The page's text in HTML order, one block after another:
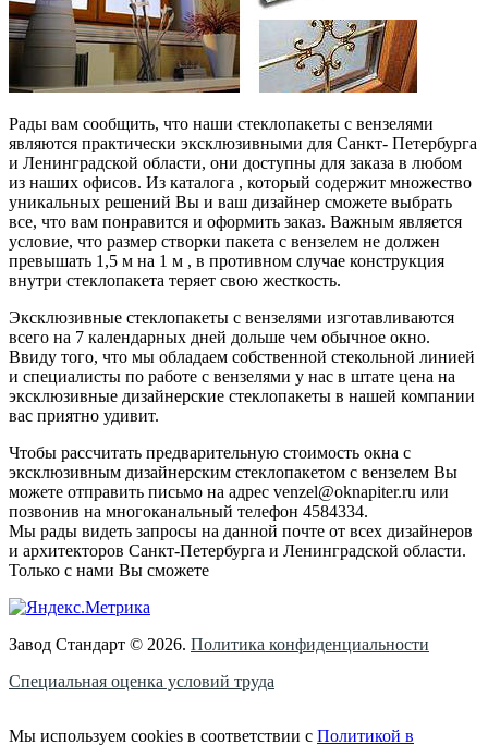
Рады вам сообщить, что наши стеклопакеты с вензелями
являются практически эксклюзивными для Санкт- Петербурга
и Ленинградской области, они доступны для заказа в любом
из наших офисов. Из каталога , который содержит множество
уникальных решений Вы и ваш дизайнер сможете выбрать
все, что вам понравится и оформить заказ. Важным является
условие, что размер створки пакета с вензелем не должен
превышать 1,5 м на 1 м , в противном случае конструкция
внутри стеклопакета теряет свою жесткость.
Эксклюзивные стеклопакеты с вензелями изготавливаются
всего на 7 календарных дней дольше чем обычное окно.
Ввиду того, что мы обладаем собственной стекольной линией
и специалисты по работе с вензелями у нас в штате цена на
эксклюзивные дизайнерские стеклопакеты в нашей компании
вас приятно удивит.
Чтобы рассчитать предварительную стоимость окна с
эксклюзивным дизайнерским стеклопакетом с вензелем Вы
можете отправить письмо на адрес venzel@oknapiter.ru или
позвонив на многоканальный телефон 4584334.
Мы рады видеть запросы на данной почте от всех дизайнеров
и архитекторов Санкт-Петербурга и Ленинградской области.
Только с нами Вы сможете
Завод Стандарт © 2026. Политика конфиденциальности
Специальная оценка условий труда
Мы используем cookies в соответствии с Политикой в